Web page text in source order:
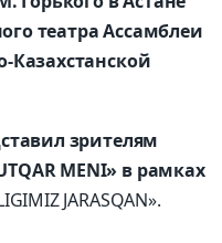
театра Ассамблеи
Казахстанской
зрителям
MENI» в рамках
JARASQAN».